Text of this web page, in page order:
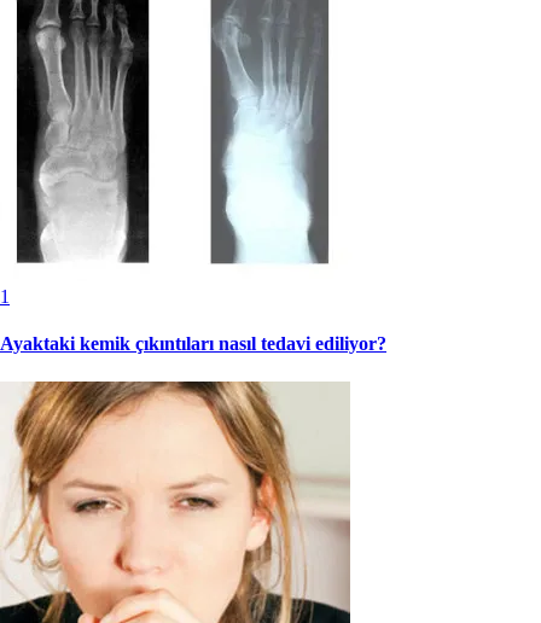
1
Ayaktaki kemik çıkıntıları nasıl tedavi ediliyor?